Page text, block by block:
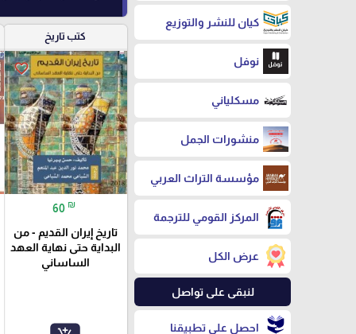
كيان للنشر والتوزيع
نوفل
مسكلياني
منشورات الجمل
مؤسسة التراث العربي
المركز القومي للترجمة
عرض الكل
لنبقى على تواصل
احصل على تطبيقنا
كتب تاريخ
favorite_border
60 ₪
تاريخ إيران القديم - من
البداية حتى نهاية العهد
الساساني